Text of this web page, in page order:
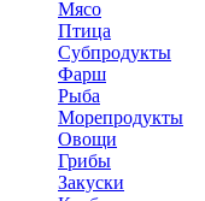
Мясо
Птица
Субпродукты
Фарш
Рыба
Морепродукты
Овощи
Грибы
Закуски